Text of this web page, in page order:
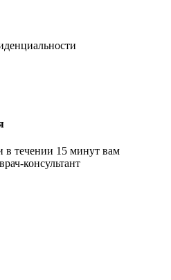
в течении 15 минут вам
консультант